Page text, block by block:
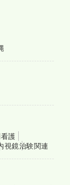
護
視鏡治験関連